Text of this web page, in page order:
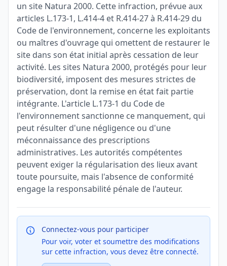
un site Natura 2000. Cette infraction, prévue aux
articles L.173-1, L.414-4 et R.414-27 à R.414-29 du
Code de l'environnement, concerne les exploitants
ou maîtres d'ouvrage qui omettent de restaurer le
site dans son état initial après cessation de leur
activité. Les sites Natura 2000, protégés pour leur
biodiversité, imposent des mesures strictes de
préservation, dont la remise en état fait partie
intégrante. L'article L.173-1 du Code de
l'environnement sanctionne ce manquement, qui
peut résulter d'une négligence ou d'une
méconnaissance des prescriptions
administratives. Les autorités compétentes
peuvent exiger la régularisation des lieux avant
toute poursuite, mais l'absence de conformité
engage la responsabilité pénale de l'auteur.
Connectez-vous pour participer
Pour voir, voter et soumettre des modifications
sur cette infraction, vous devez être connecté.